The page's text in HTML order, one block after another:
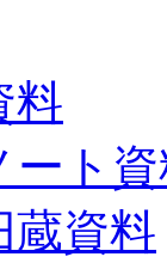
料
ート
蔵資料